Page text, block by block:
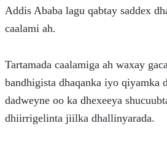
Addis Ababa lagu qabtay saddex
caalami ah.
Tartamada caalamiga ah waxay
bandhigista dhaqanka iyo qiyamka
dadweyne oo ka dhexeeya
dhiirrigelinta jiilka dhallinyarada.